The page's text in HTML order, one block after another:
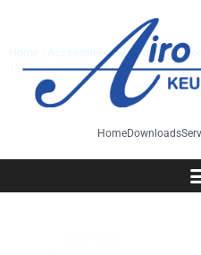
HomeDownloads
Accessoires/
150 mm